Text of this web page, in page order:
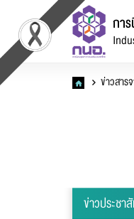
กา
ข่าวสา
ข่าวประช